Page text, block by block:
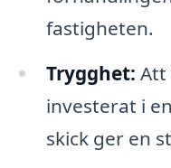
fastigheten.
Trygghet: Att
investerat i
skick ger en